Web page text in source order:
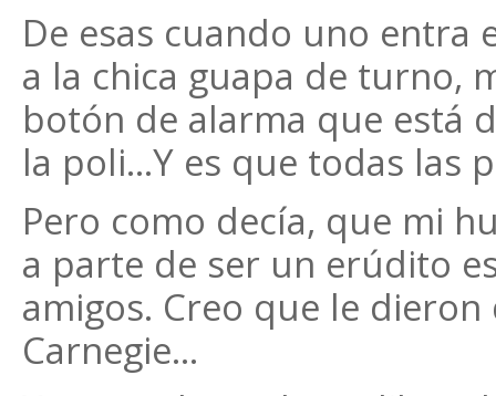
De esas cuando uno entra
a la chica guapa de turno,
botón de alarma que está
la poli...Y es que todas las
Pero como decía, que mi
a parte de ser un erúdito
amigos. Creo que le
Carnegie...